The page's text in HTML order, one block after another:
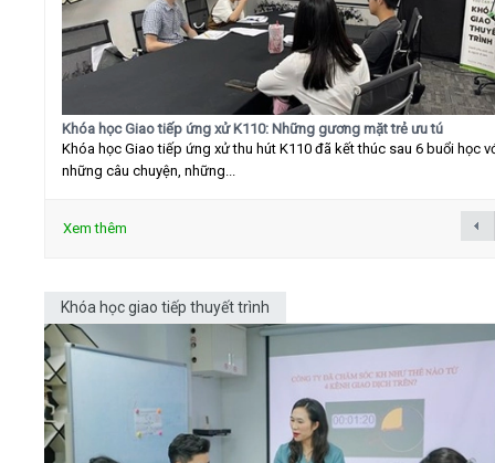
Khóa học Giao tiếp ứng xử K110: Những gương mặt trẻ ưu tú
Khóa học Giao tiếp ứng xử thu hút K110 đã kết thúc sau 6 buổi học
những câu chuyện, những...
Xem thêm
Khóa học giao tiếp thuyết trình